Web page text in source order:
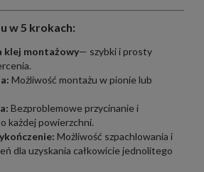
w 5 krokach:
klej montażowy— szybki i prosty
Możliwość montażu w pionie lub
Bezproblemowe przycinanie i
każdej powierzchni.
Możliwość szpachlowania i
dla uzyskania całkowicie jednolitego